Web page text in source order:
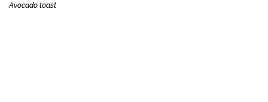
Avocado toast